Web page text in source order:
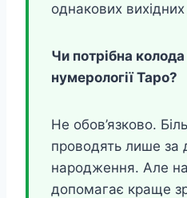
однакових
Чи потрібна
нумерології Таро?
Не обов’язково.
проводять лише за
народження. Але
допомагає краще